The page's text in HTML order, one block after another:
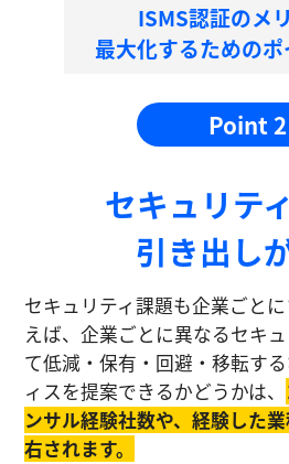
ISMS認証のメ
最大化するための
Point 2
セキュリテ
引き出し
セキュリティ課題も企業ごと
えば、企業ごとに異なるセキ
て低減・保有・回避・移転す
ィスを提案できるかどうかは、
ンサル経験社数や、経験した
右されます。